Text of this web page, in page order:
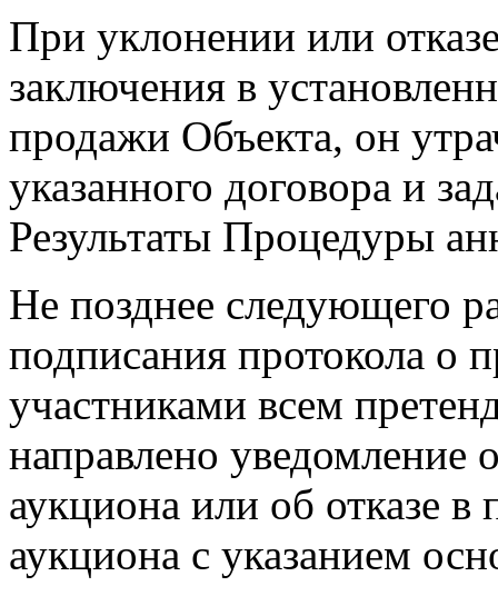
При уклонении или
заключения в
продажи Объекта, он
указанного договора и
Результаты Процедуры
Не позднее следующего
подписания протокола о
участниками всем
направлено уведомление
аукциона или об отказе
аукциона с указанием